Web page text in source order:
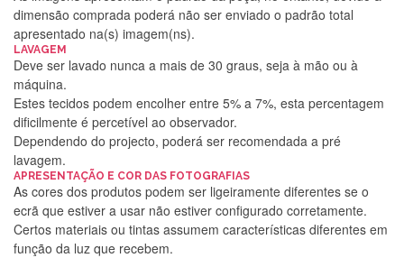
dimensão comprada poderá não ser enviado o padrão total
apresentado na(s) imagem(ns).
LAVAGEM
Deve ser lavado nunca a mais de 30 graus, seja à mão ou à
máquina.
Estes tecidos podem encolher entre 5% a 7%, esta percentagem
dificilmente é percetível ao observador.
Dependendo do projecto, poderá ser recomendada a pré
lavagem.
APRESENTAÇÃO E COR DAS FOTOGRAFIAS
As cores dos produtos podem ser ligeiramente diferentes se o
ecrã que estiver a usar não estiver configurado corretamente.
Certos materiais ou tintas assumem características diferentes em
função da luz que recebem.
Silvia Lopes
Encomenda direitinha. Rapidez e segurança. Volto a
encomendar.